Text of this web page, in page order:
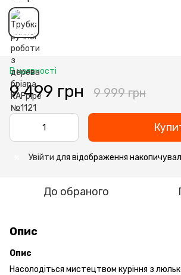
В наявності
9 499 грн 9 999 грн
Увійти для відображення
До обраного
Опис
Опис
Насолодіться мистецтвом куріння з